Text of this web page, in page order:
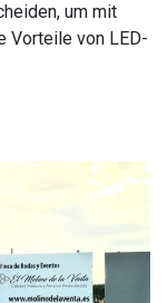
um mit
Vorteile von LED-